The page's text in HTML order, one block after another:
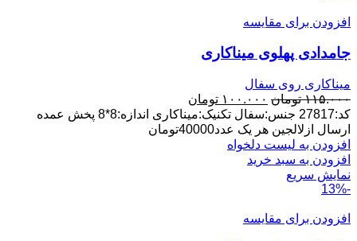
افزودن برای مقایسه
جامدادی پهلوی میناکاری
میناکاری روی سفال
۱۱۵.۰۰۰ تومان قیمت
اصلی:
۱۱۵.۰۰۰ تومان
بود.
۱۰۰.۰۰۰ تومان
فعلی:
۱۰۰.۰۰۰ تومان.
کد:27817 جنس:سفال تکنیک:میناکاری اندازه:8*8 پخش عمده
ارسال ازلالجین هر یک عدد40000تومان
افزودن به لیست دلخواه
افزودن به سبد خرید
نمایش سریع
-13%
افزودن برای مقایسه